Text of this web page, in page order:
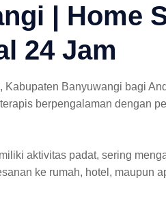
| Home
24 Jam
Banyuwangi bagi
berpengalaman dengan
aktivitas padat, sering
ke rumah, hotel, maupun